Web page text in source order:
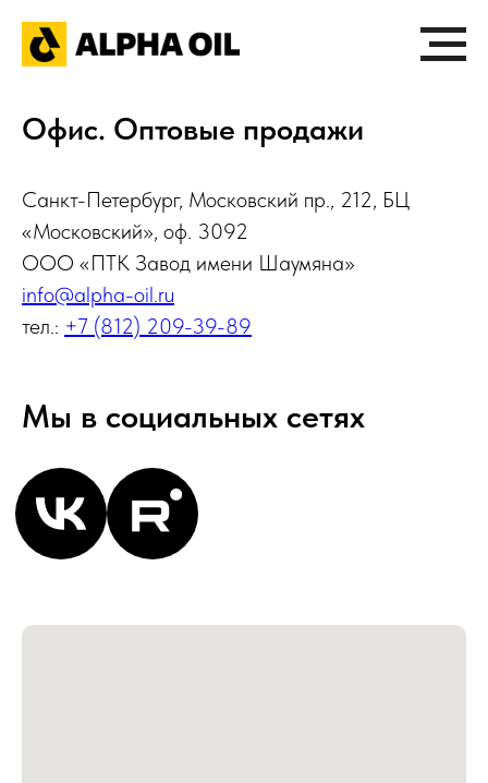
Офис. Оптовые продажи
Санкт-Петербург, Московский пр., 212, БЦ
«Московский», оф. 3092
ООО «ПТК Завод имени Шаумяна»
info@alpha-oil.ru
тел.: +7 (812) 209-39-89
Мы в социальных сетях